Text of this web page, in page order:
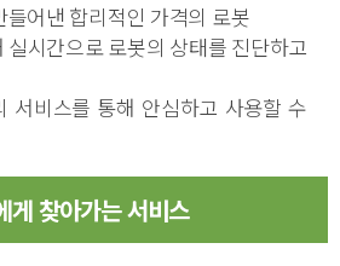
들어낸 합리적인 가격의 로봇
실시간으로로봇의 상태를 진단하고
서비스를 통해 안심하고 사용할 수
게 찾아가는 서비스